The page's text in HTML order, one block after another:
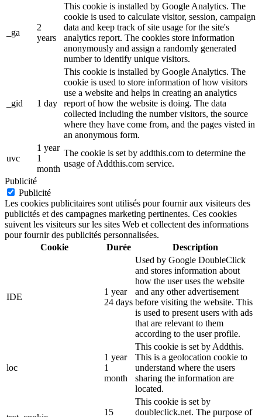
_ga
2
years
This cookie is installed by Google Analytics. The
cookie is used to calculate visitor, session, campaign
data and keep track of site usage for the site's
analytics report. The cookies store information
anonymously and assign a randomly generated
number to identify unique visitors.
_gid 1 day
This cookie is installed by Google Analytics. The
cookie is used to store information of how visitors
use a website and helps in creating an analytics
report of how the website is doing. The data
collected including the number visitors, the source
where they have come from, and the pages visted in
an anonymous form.
uvc
1 year
1
month
The cookie is set by addthis.com to determine the
usage of Addthis.com service.
Publicité
Publicité
Les cookies publicitaires sont utilisés pour fournir aux visiteurs des
publicités et des campagnes marketing pertinentes. Ces cookies
suivent les visiteurs sur les sites Web et collectent des informations
pour fournir des publicités personnalisées.
Cookie
Durée Description
IDE
1 year
24 days
Used by Google DoubleClick
and stores information about
how the user uses the website
and any other advertisement
before visiting the website. This
is used to present users with ads
that are relevant to them
according to the user profile.
loc
1 year
1
month
This cookie is set by Addthis.
This is a geolocation cookie to
understand where the users
sharing the information are
located.
15
This cookie is set by
doubleclick.net. The purpose of